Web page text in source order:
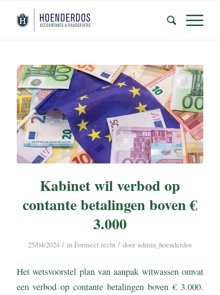
Kabinet wil verbod op
contante betalingen boven €
3.000
25/04/2024 / in Formeel recht / door admin_hoenderdos
Het wetsvoorstel plan van aanpak witwassen omvat
een verbod op contante betalingen boven € 3.000.